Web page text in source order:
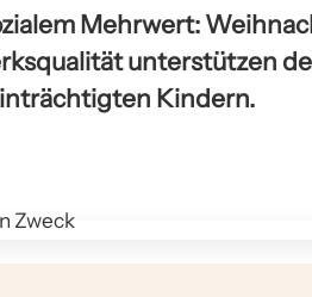
Mehrwert:
unterstützen
Kindern.